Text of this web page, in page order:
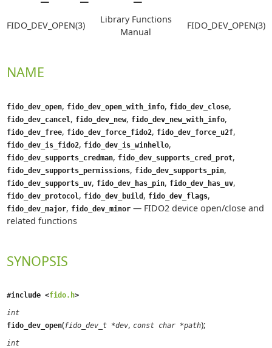
FIDO_DEV_OPEN(3)
Library Functions
Manual
FIDO_DEV_OPEN(3)
NAME
fido_dev_open, fido_dev_open_with_info, fido_dev_close,
fido_dev_cancel , fido_dev_new, fido_dev_new_with_info,
fido_dev_free, fido_dev_force_fido2, fido_dev_force_u2f,
fido_dev_is_fido2, fido_dev_is_winhello,
fido_dev_supports_credman, fido_dev_supports_cred_prot,
fido_dev_supports_permissions, fido_dev_supports_pin,
fido_dev_supports_uv, fido_dev_has_pin, fido_dev_has_uv,
fido_dev_protocol , fido_dev_build, fido_dev_flags,
fido_dev_major, fido_dev_minor— FIDO2 device open/close and
related functions
SYNOPSIS
#include <fido.h>
int
fido_dev_open(fido_dev_t *dev, const char *path);
int